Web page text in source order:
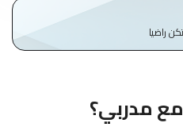
راضيا
مدربي؟